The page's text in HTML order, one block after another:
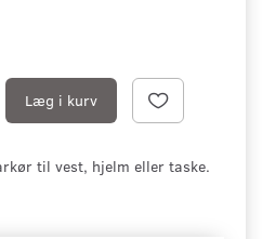
Læg i kurv
til vest, hjelm eller taske.